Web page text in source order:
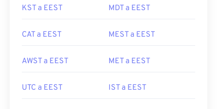
KST a EEST MDT a EEST
CAT a EEST MEST a EEST
AWST a EEST MET a EEST
UTC a EEST IST a EEST